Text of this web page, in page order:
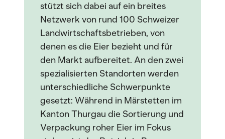
stützt sich dabei auf ein breites
Netzwerk von rund 100 Schweizer
Landwirtschaftsbetrieben, von
denen es die Eier bezieht und für
den Markt aufbereitet. An den zwei
spezialisierten Standorten werden
unterschiedliche Schwerpunkte
gesetzt: Während in Märstetten im
Kanton Thurgau die Sortierung und
Verpackung roher Eier im Fokus